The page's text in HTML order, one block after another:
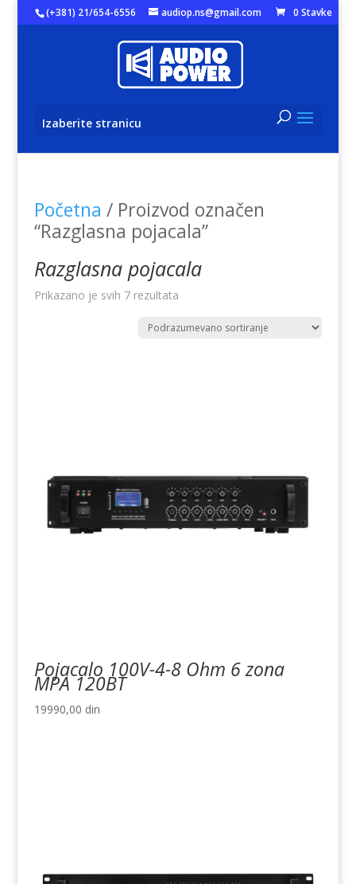
(+381) 21/654-6556 audiop.ns@gmail.com 0 Stavke
Izaberite stranicu
Početna / Proizvod označen
“Razglasna pojacala”
Razglasna pojacala
Prikazano je svih 7 rezultata
Pojacalo 100V-4-8 Ohm 6 zona
MPA 120BT
19990,00 din